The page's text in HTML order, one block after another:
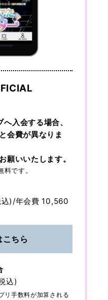
入会する場合、
会費が異なりま
願いいたします。
です。
)/年会費 10,560
ちら
込)
リ手数料が加算される